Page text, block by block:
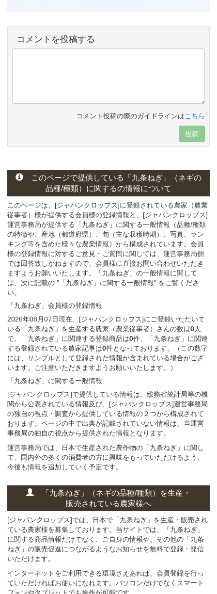
コメントを投稿する
コメント投稿の際のガイドラインはこちら
投稿
このページで提供している 「九条ねぎ」
（ネギの
品種/種類） に関するの情報について
このページは、[ジャパンクロップス]に登録されている農家（農業
従事者）様が提供する会員様の登録情報と、[ジャパンクロップス]
運営事務局が提供する「九条ねぎ」 に関する一般情報（品種/種類
の特徴や、産地（都道府県）、旬（主な収穫時期）、写真、ラン
キング等を含めた様々な農業情報）から構成されています。会員
様の登録情報に対するご意見・ご質問に関しては、運営事務局側
では回答致しかねますので、会員様に直接お問い合わせいただき
ますようお願いいたします。「九条ねぎ」の一般情報に関して
は、次に記載の "「九条ねぎ」に関する一般情報" をご覧くださ
い。
「九条ねぎ」会員様の登録情報
2026年08月07日現在、[ジャパンクロップス]にご登録いただいて
いる「九条ねぎ」を生産する農家（農業従事者）さんの数は0人
で、「九条ねぎ」に関連する登録商品は0件、「九条ねぎ」に関連
する登録されている農家記事は0件となっております。（この数字
には、サンプルとして登録された情報が含まれている場合がござ
います。ご注意いただきますようお願いいたします。）
「九条ねぎ」に関する一般情報
[ジャパンクロップス]で提供している情報は、総務省統計局等の機
関から公表されている情報及び、[ジャパンクロップス]運営事務局
の独自の視点・調査から提供している情報の２つから構成されて
おります。ページの中で出典が記載されていない情報は、当運営
事務局の独自の視点から提供された情報となります。
運営事務局では、日本で生産された農作物の「九条ねぎ」に関し
て、国内外の多くの消費者の方に興味をもっていただけるよう、
今後も情報を追加していく予定です。
「九条ねぎ」 （ネギの品種/種類） を生産・
販売されている農家様へ
[ジャパンクロップス]では、日本で「九条ねぎ」を生産・販売され
ている農家様を募集しております。当サイトでは、「九条ねぎ」
に関する商品情報だけでなく、ご自身の情報や、その他の「九条
ねぎ」の販売促進につながるようなお知らせを無料で登録・発信
いただけます。
インターネットをご利用できる環境さえあれば、会員登録を行っ
ていただければお使いになれます。パソコンだけでなくスマート